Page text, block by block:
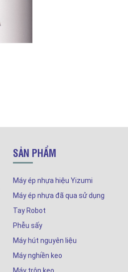
SẢN PHẨM
Máy ép nhựa hiệu Yizumi
Máy ép nhựa đã qua sử dụng
Tay Robot
Phễu sấy
Máy hút nguyên liệu
Máy nghiền keo
Máy trộn keo